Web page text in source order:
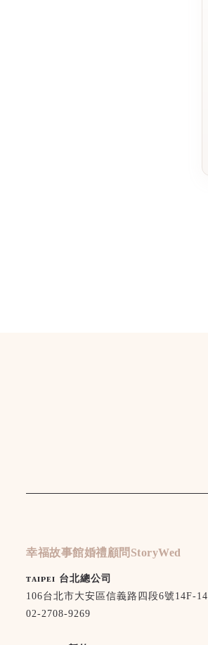
幸福故事館婚禮顧問StoryWed
ᴛᴀɪᴘᴇɪ 台北總公司
106台北市大安區信義路四段6號14F-14
02-2708-9269